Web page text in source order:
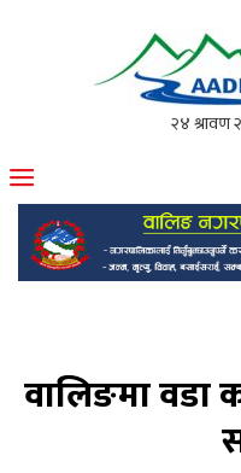
मोफसलकै लोकप्रिय
वालिङमा वडा